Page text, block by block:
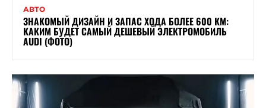
АВТО
ЗНАКОМЫЙ ДИЗАЙН И ЗАПАС ХОДА БОЛЕЕ 600 КМ:
КАКИМ БУДЕТ САМЫЙ ДЕШЕВЫЙ ЭЛЕКТРОМОБИЛЬ
AUDI (ФОТО)